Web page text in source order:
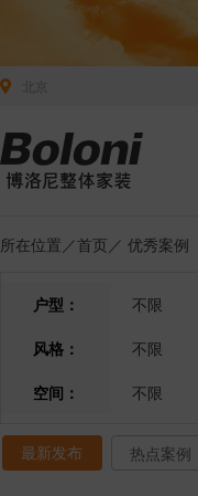
所在位置／首页 ／ 优秀案例
户型： 不限
风格：
不限
空间：
不限
最新发布 热点案例